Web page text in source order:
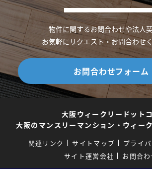
物件に関するお問合わせや法人契
お気軽にリクエスト・お問合わせ
お問合わせフォーム
大阪ウィークリードット
大阪のマンスリーマンション・ウィー
関連リンク サイトマップ
プライ
サイト運営会社
お問合わ